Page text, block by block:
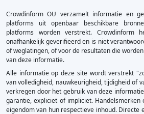
Crowdinform OU verzamelt informatie en
platforms uit openbaar beschikbare
platforms worden verstrekt. Crowdinform
onafhankelijk geverifieerd en is niet
of weglatingen, of voor de resultaten die
van deze informatie.
Alle informatie op deze site wordt verstrekt
van volledigheid, nauwkeurigheid, tijdigheid of
verkregen door het gebruik van deze
garantie, expliciet of impliciet.
eigendom van hun respectieve inhoud. Directe